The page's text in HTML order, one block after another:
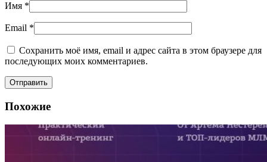
Имя *
Email *
Сохранить моё имя, email и адрес сайта в этом браузере для
последующих моих комментариев.
Похожие